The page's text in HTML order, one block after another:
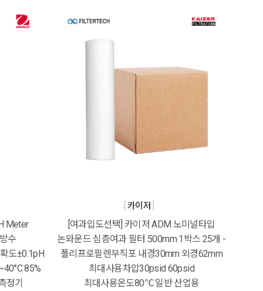
Meter
수
도±0.1pH
85%
정기
카이저
[여과입도선택] 카이저 ADM 노미널타입
논와운드 심층여과 필터 500mm 1박스 25개 -
폴리프로필렌부직포 내경30mm 외경62mm
최대사용차압30psid 60psid
최대사용온도80℃ 일반 산업용